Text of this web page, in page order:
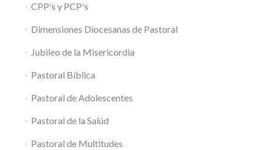
CPP's y PCP's
Dimensiones Diocesanas de Pastoral
Jubileo de la Misericordia
Pastoral Bíblica
Pastoral de Adolescentes
Pastoral de la Salúd
Pastoral de Multitudes